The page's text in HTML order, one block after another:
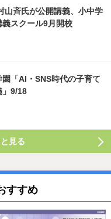
山斉氏が公開講義、小中学
スクール9月開校
園「AI・SNS時代の子育て
」9/18
見る
すすめ